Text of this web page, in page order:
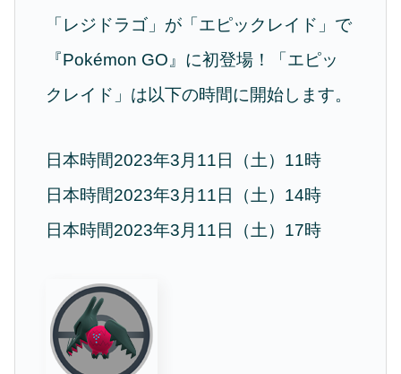
「レジドラゴ」が「エピックレイド」で
『Pokémon GO』に初登場！「エピッ
クレイド」は以下の時間に開始します。
日本時間2023年3月11日（土）11時
日本時間2023年3月11日（土）14時
日本時間2023年3月11日（土）17時